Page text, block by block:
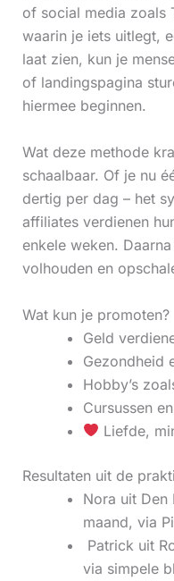
of social media zoals
waarin je iets uitlegt,
laat zien, kun je
of landingspagina
hiermee beginnen.
Wat deze methode
schaalbaar. Of je nu
dertig per dag – het
affiliates verdienen
enkele weken.
volhouden en
Wat kun je promoten?
Geld
Gezondheid
Hobby’s
Cursussen
Liefde,
Resultaten uit de
Nora uit Den
maand, via
Patrick uit
via simpele